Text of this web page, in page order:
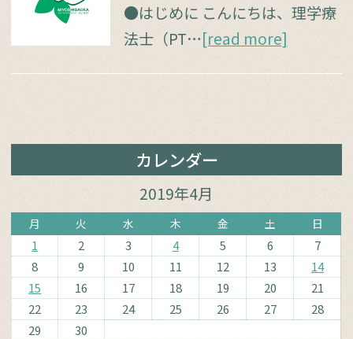
●はじめに こんにちは、理学療
法士（PT…[read more]
カレンダー
2019年4月
月 火 水 木 金 土 日
1 2 3 4 5 6
7
8
9 10 11 12 13
14
15
16 17 18 19 20
21
22
23 24 25 26 27
28
29
30